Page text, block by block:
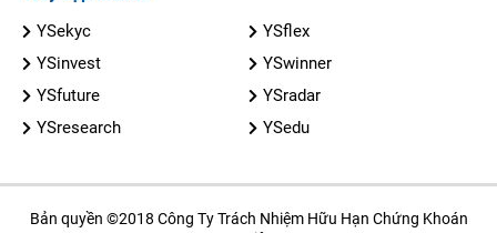
YSekyc
YSflex
YSinvest
YSwinner
YSfuture
YSradar
YSresearch
YSedu
Bản quyền ©2018 Công Ty Trách Nhiệm Hữu Hạn Chứng Khoán